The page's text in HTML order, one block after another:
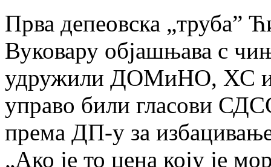
Прва депеовска „труба”
Вуковару објашњава с
удружили ДОМиНО, ХС и
управо били гласови
према ДП-у за
„Ако је то цена коју је